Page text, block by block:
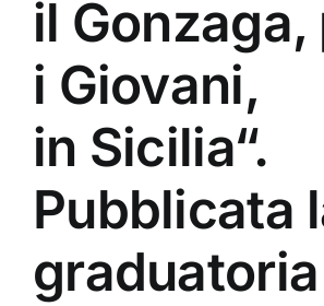
il Gonzaga,
i Giovani,
in Sicilia“.
Pubblicata